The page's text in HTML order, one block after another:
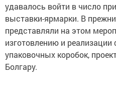
удавалось войти в число
выставки-ярмарки. В
представляли на этом
изготовлению и
упаковочных коробок,
Болгару.